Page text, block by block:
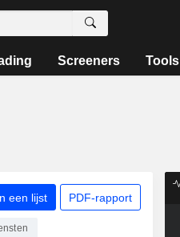
Screeners Tools
een lijst PDF-rapport